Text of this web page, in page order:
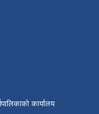
कार्यालय